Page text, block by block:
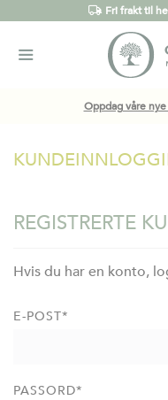
Fri frakt til
Oppdag våre
REGISTRERTE
Hvis du har en konto,
E-POST
PASSORD